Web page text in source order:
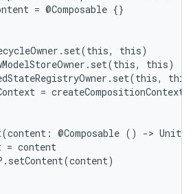
= @Composable {}
. set(this, this)
. set(this, this)
. set(this, this
= createCompositionContext
(content : @Composable () -> Unit
= content
. setContent(content)